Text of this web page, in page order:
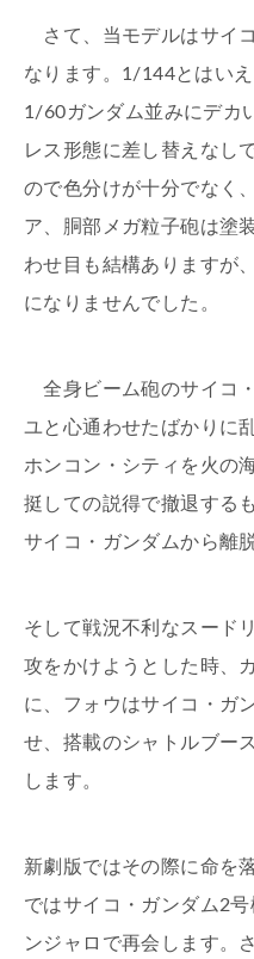
さて、当モデルはサイ
なります。1/144とはい
1/60ガンダム並みにデカ
レス形態に差し替えなし
ので色分けが十分でなく
ア、胴部メガ粒子砲は塗
わせ目も結構ありますが
になりませんでした。
全身ビーム砲のサイコ
ユと心通わせたばかりに
ホンコン・シティを火の
挺しての説得で撤退する
サイコ・ガンダムから離
そして戦況不利なスード
攻をかけようとした時、
に、フォウはサイコ・ガ
せ、搭載のシャトルブー
します。
新劇版ではその際に命を
ではサイコ・ガンダム2
ンジャロで再会します。